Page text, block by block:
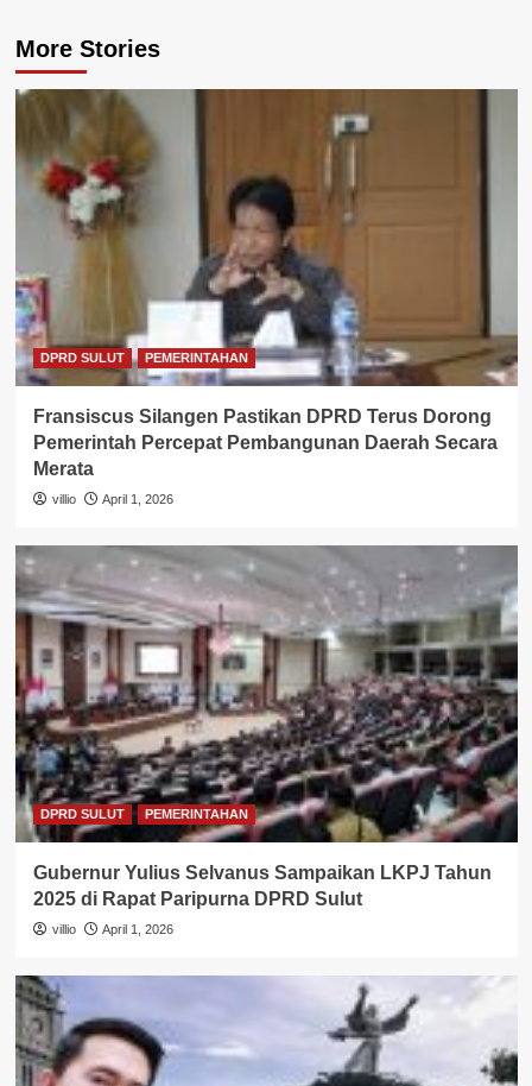
More Stories
DPRD SULUT PEMERINTAHAN
Fransiscus Silangen Pastikan DPRD Terus Dorong
Pemerintah Percepat Pembangunan Daerah Secara
Merata
villio April 1, 2026
DPRD SULUT PEMERINTAHAN
Gubernur Yulius Selvanus Sampaikan LKPJ Tahun
2025 di Rapat Paripurna DPRD Sulut
villio April 1, 2026